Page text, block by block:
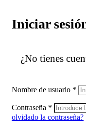
Iniciar
¿No tienes
Nombre de usuario *
Contraseña *
olvidado la contraseña?